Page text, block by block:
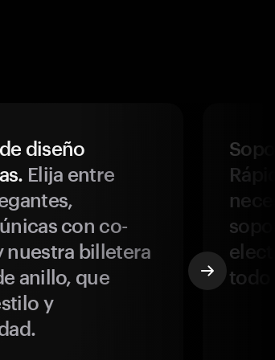
diseño
Elija entre
con co-
nuestra billetera
anillo, que
y
todo